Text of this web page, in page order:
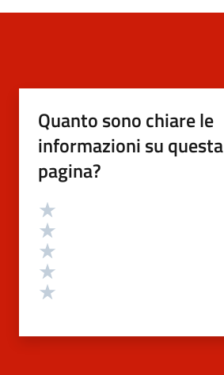
Quanto sono chiare le
informazioni su questa
pagina?
Valutazione